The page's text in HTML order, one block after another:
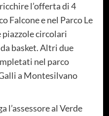
l’offerta di 4
Falcone e nel Parco Le
piazzole circolari
basket. Altri due
nel parco
a Montesilvano
l’assessore al Verde